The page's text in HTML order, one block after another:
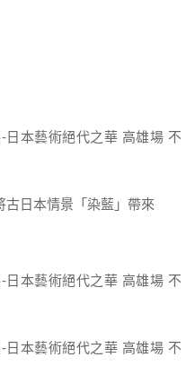
古日本情景「染藍」帶來